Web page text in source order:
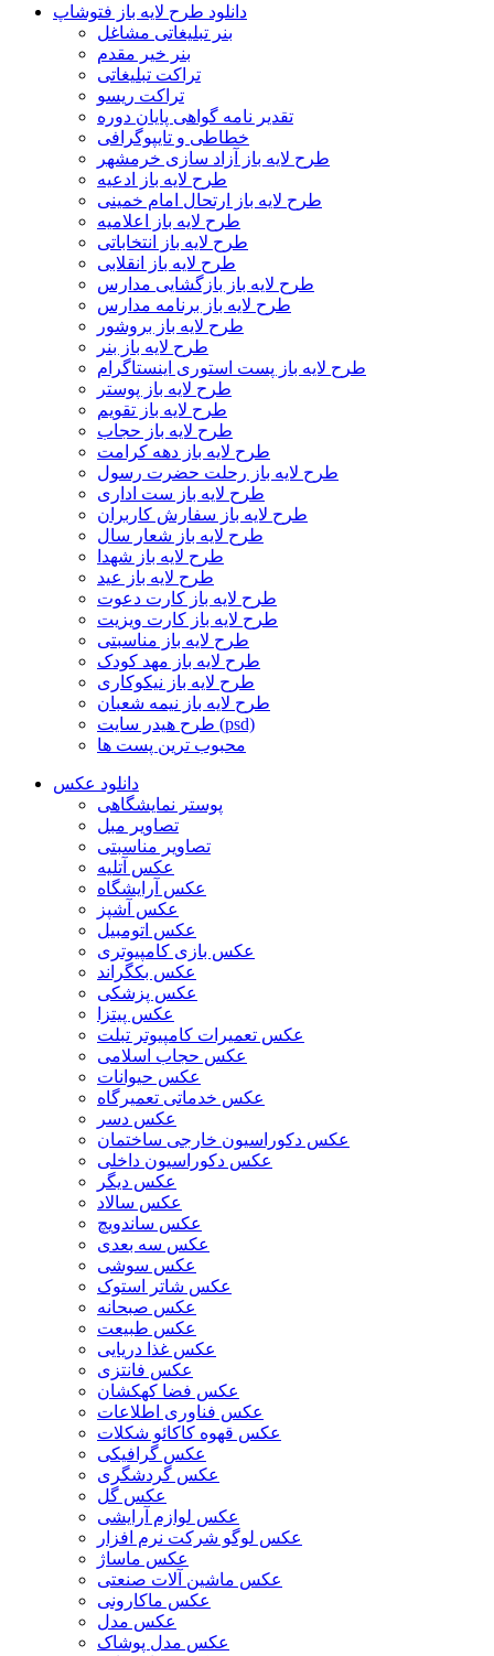
دانلود طرح لایه باز فتوشاپ
بنر تبلیغاتی مشاغل
بنر خیر مقدم
تراکت تبلیغاتی
تراکت ریسو
تقدیر نامه گواهی پایان دوره
خطاطی و تایپوگرافی
طرح لایه باز آزاد سازی خرمشهر
طرح لایه باز ادعیه
طرح لایه باز ارتحال امام خمینی
طرح لایه باز اعلامیه
طرح لایه باز انتخاباتی
طرح لایه باز انقلابی
طرح لایه باز بازگشایی مدارس
طرح لایه باز برنامه مدارس
طرح لایه باز بروشور
طرح لایه باز بنر
طرح لایه باز پست استوری اینستاگرام
طرح لایه باز پوستر
طرح لایه باز تقویم
طرح لایه باز حجاب
طرح لایه باز دهه کرامت
طرح لایه باز رحلت حضرت رسول
طرح لایه باز ست اداری
طرح لایه باز سفارش کاربران
طرح لایه باز شعار سال
طرح لایه باز شهدا
طرح لایه باز عید
طرح لایه باز کارت دعوت
طرح لایه باز کارت ویزیت
طرح لایه باز مناسبتی
طرح لایه باز مهد کودک
طرح لایه باز نیکوکاری
طرح لایه باز نیمه شعبان
طرح هیدر سایت (psd)
محبوب ترین پست ها
دانلود عکس
پوستر نمایشگاهی
تصاویر مبل
تصاویر مناسبتی
عکس آتلیه
عکس آرایشگاه
عکس آشپز
عکس اتومبیل
عکس بازی کامپیوتری
عکس بکگراند
عکس پزشکی
عکس پیتزا
عکس تعمیرات کامپیوتر تبلت
عکس حجاب اسلامی
عکس حیوانات
عکس خدماتی تعمیرگاه
عکس دسر
عکس دکوراسیون خارجی ساختمان
عکس دکوراسیون داخلی
عکس دیگر
عکس سالاد
عکس ساندویچ
عکس سه بعدی
عکس سوشی
عکس شاتر استوک
عکس صبحانه
عکس طبیعت
عکس غذا دریایی
عکس فانتزی
عکس فضا کهکشان
عکس فناوری اطلاعات
عکس قهوه کاکائو شکلات
عکس گرافیکی
عکس گردشگری
عکس گل
عکس لوازم آرایشی
عکس لوگو شرکت نرم افزار
عکس ماساژ
عکس ماشین آلات صنعتی
عکس ماکارونی
عکس مدل
عکس مدل پوشاک